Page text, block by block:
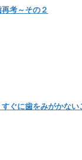
考～その２
ぐに歯をみがかない